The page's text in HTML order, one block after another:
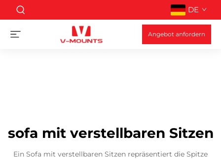
DE
Angebot anfordern
sofa mit verstellbaren Sitzen
Ein Sofa mit verstellbaren Sitzen repräsentiert die Spitze